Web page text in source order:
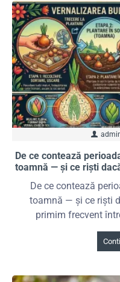
De ce contează
toamnă — și ce riști
De ce contează
toamnă — și ce riști
primim frecvent